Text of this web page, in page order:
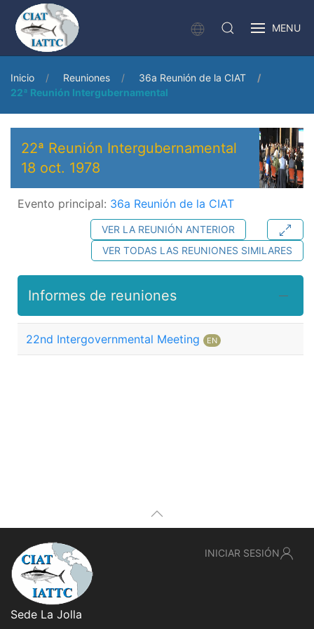
MENU
Inicio Reuniones
36a Reunión de la CIAT
22ª Reunión Intergubernamental
22ª Reunión Intergubernamental
18 oct. 1978
Evento principal: 36a Reunión de la CIAT
VER LA REUNIÓN ANTERIOR
VER TODAS LAS REUNIONES SIMILARES
Informes de reuniones
22nd Intergovernmental Meeting EN
Sede La Jolla
INICIAR SESIÓN